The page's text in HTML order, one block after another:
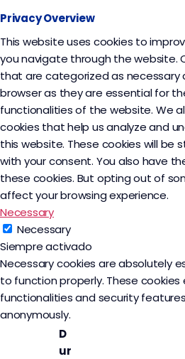
Privacy Overview
This website uses cookies to
you navigate through the website.
that are categorized as necessary
browser as they are essential for
functionalities of the website. We
cookies that help us analyze and
this website. These cookies will be
with your consent. You also have
these cookies. But opting out of
affect your browsing experience.
Necessary
Necessary
Siempre activado
Necessary cookies are absolutely
to function properly. These cookies
functionalities and security
anonymously.
D
ur